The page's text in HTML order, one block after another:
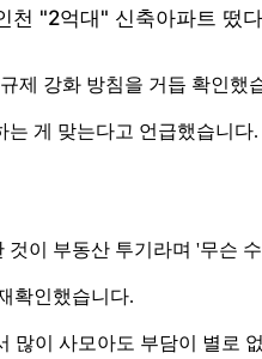
제 강화 방침을 거듭 확인했
게 맞는다고 언급했습니다.
이 부동산 투기라며 '무슨
확인했습니다.
이 사모아도 부담이 별로